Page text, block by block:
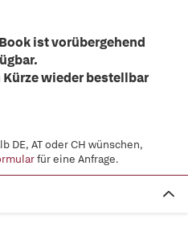
ist vorübergehend
Kürze wieder bestellbar
DE, AT oder CH wünschen,
für eine Anfrage.